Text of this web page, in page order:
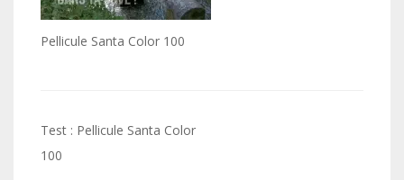
Pellicule Santa Color 100
Navigation
de
Test : Pellicule Santa Color
100